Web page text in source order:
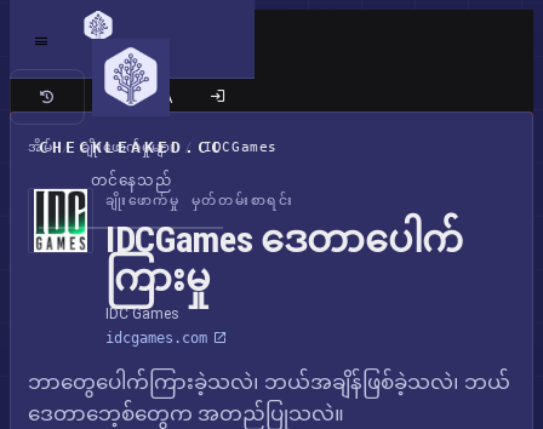
CHECKLEAKED.CC
တင်နေသည်
ကလက်စစ် ဆိုက်
အိမ် / ချိုးဖောက်မှုများ / IDCGames
ချိုးဖောက်မှု မှတ်တမ်းစာရင်း
IDCGames ဒေတာပေါက်
ကြားမှု
IDC Games
idcgames.com
ဘာတွေပေါက်ကြားခဲ့သလဲ၊ ဘယ်အချိန်ဖြစ်ခဲ့သလဲ၊ ဘယ်
ဒေတာဘေ့စ်တွေက အတည်ပြုသလဲ။